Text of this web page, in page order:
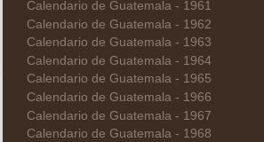
Calendario de Guatemala - 1961
Calendario de Guatemala - 1962
Calendario de Guatemala - 1963
Calendario de Guatemala - 1964
Calendario de Guatemala - 1965
Calendario de Guatemala - 1966
Calendario de Guatemala - 1967
Calendario de Guatemala - 1968